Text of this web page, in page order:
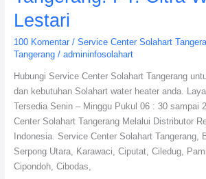
Lestari
100 Komentar / Service Center Solahart
Tangerang/ admininfosolahart
Hubungi Service Center Solahart Tangerang
dan kebutuhan Solahart water heater anda.
Tersedia Senin – Minggu Pukul 06 : 30 sampai
Center Solahart Tangerang Melalui Distributor
Indonesia. Service Center Solahart Tangerang,
Serpong Utara, Karawaci, Ciputat, Ciledug,
Cipondoh, Cibodas,
Tangerang:
PT.
Citra
Wahana
Lestari